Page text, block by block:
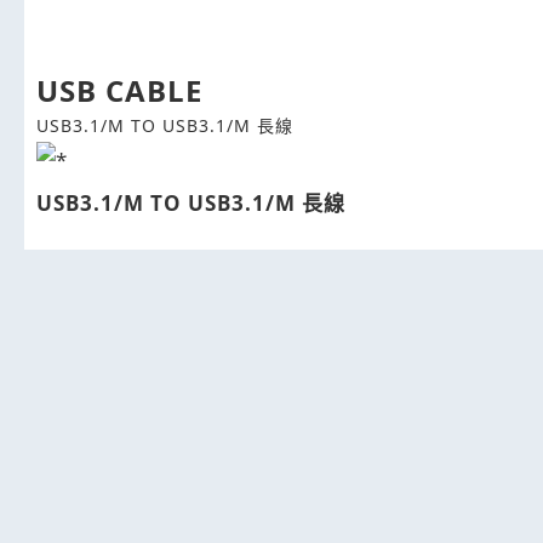
USB CABLE
USB3.1/M TO USB3.1/M 長線
USB3.1/M TO USB3.1/M 長線